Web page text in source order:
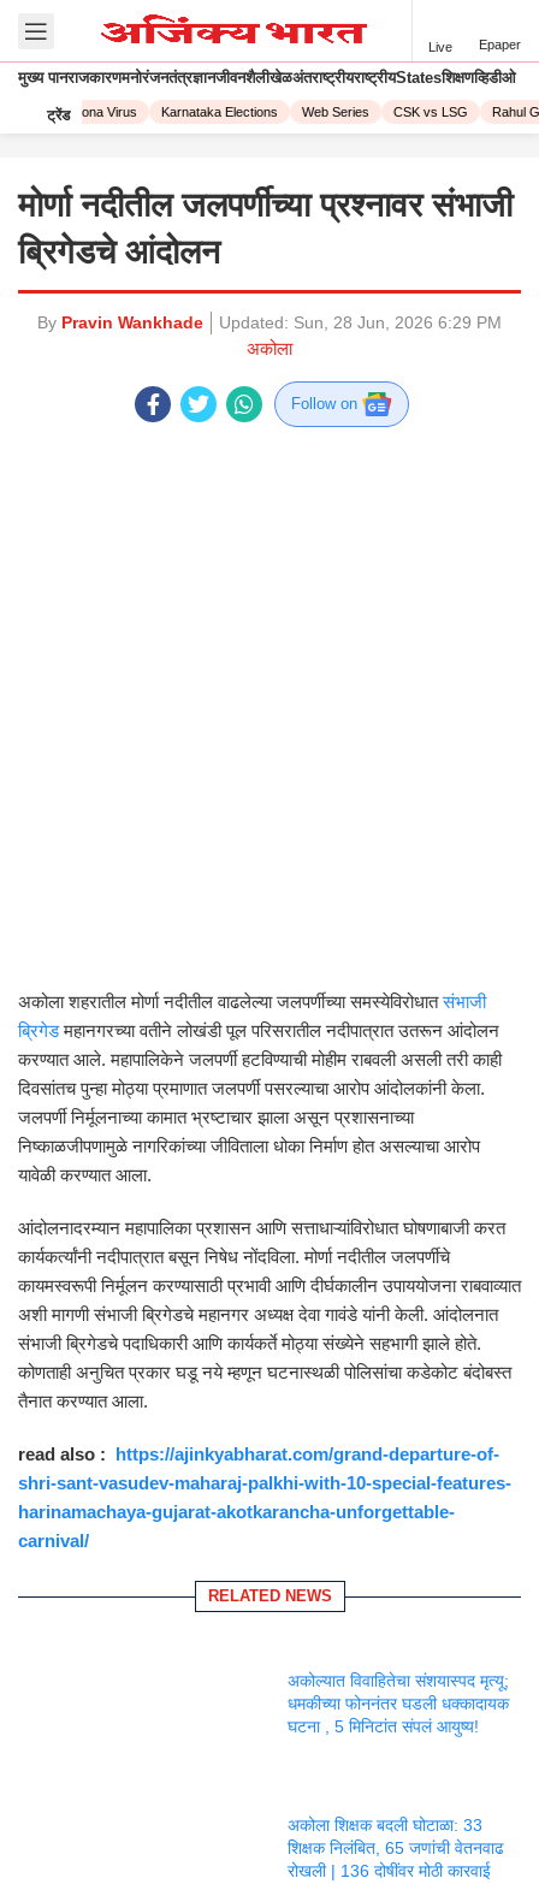
Live Epaper
मुख्य पानराजकारणमनोरंजनतंत्रज्ञानजीवनशैलीखेळअंतराष्ट्रीयराष्ट्रीयStatesशिक्षणव्हिडीओ
ट्रेंड
Corona Virus Karnataka Elections Web Series CSK vs LSG Rahul
मोर्णा नदीतील जलपर्णीच्या प्रश्नावर संभाजी
ब्रिगेडचे आंदोलन
By Pravin Wankhade Updated: Sun, 28 Jun, 2026 6:29 PM
अकोला
Follow on
अकोला शहरातील मोर्णा नदीतील वाढलेल्या जलपर्णीच्या समस्येविरोधातसंभाजी
ब्रिगेडमहानगरच्या वतीने लोखंडी पूल परिसरातील नदीपात्रात उतरून आंदोलन
करण्यात आले. महापालिकेने जलपर्णी हटविण्याची मोहीम राबवली असली तरी काही
दिवसांतच पुन्हा मोठ्या प्रमाणात जलपर्णी पसरल्याचा आरोप आंदोलकांनी केला.
जलपर्णी निर्मूलनाच्या कामात भ्रष्टाचार झाला असून प्रशासनाच्या
निष्काळजीपणामुळे नागरिकांच्या जीविताला धोका निर्माण होत असल्याचा आरोप
यावेळी करण्यात आला.
आंदोलनादरम्यान महापालिका प्रशासन आणि सत्ताधाऱ्यांविरोधात घोषणाबाजी करत
कार्यकर्त्यांनी नदीपात्रात बसून निषेध नोंदविला. मोर्णा नदीतील जलपर्णीचे
कायमस्वरूपी निर्मूलन करण्यासाठी प्रभावी आणि दीर्घकालीन उपाययोजना राबवाव्यात
अशी मागणी संभाजी ब्रिगेडचे महानगर अध्यक्ष देवा गावंडे यांनी केली. आंदोलनात
संभाजी ब्रिगेडचे पदाधिकारी आणि कार्यकर्ते मोठ्या संख्येने सहभागी झाले होते.
कोणताही अनुचित प्रकार घडू नये म्हणून घटनास्थळी पोलिसांचा कडेकोट बंदोबस्त
तैनात करण्यात आला.
read also : https://ajinkyabharat.com/grand-departure-of-
shri-sant-vasudev-maharaj-palkhi-with-10-special-features-
harinamachaya-gujarat-akotkarancha-unforgettable-
carnival/
RELATED NEWS
अकोल्यात विवाहितेचा संशयास्पद मृत्यू;
धमकीच्या फोननंतर घडली धक्कादायक
घटना , 5 मिनिटांत संपलं आयुष्य!
अकोला शिक्षक बदली घोटाळा: 33
शिक्षक निलंबित, 65 जणांची वेतनवाढ
रोखली | 136 दोषींवर मोठी कारवाई